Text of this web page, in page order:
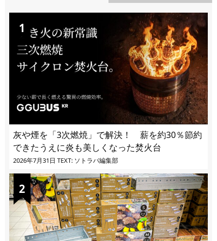
灰や煙を「3次燃焼」で解決！ 薪を約30％節約
できたうえに炎も美しくなった焚火台
2026年7月31日 TEXT: ソトラバ編集部